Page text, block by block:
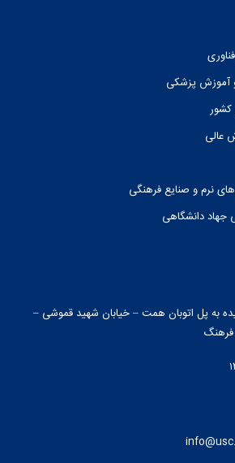
آموزش پزشکی
عالی
نرم و صنایع فرهنگی
جهاد دانشگاهی
به پل اتوبان همت – خیابان شهید قموشی –
فرهنگ